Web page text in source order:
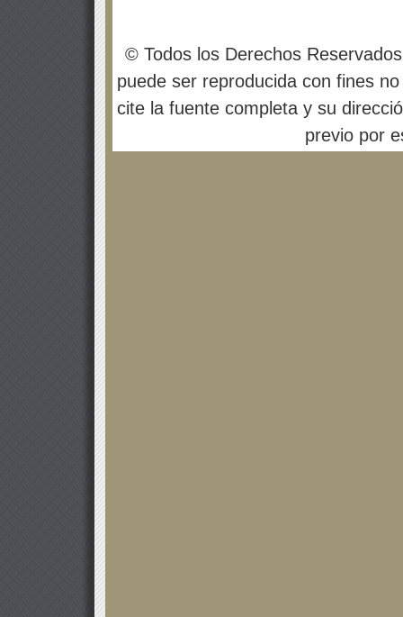
© Todos los Derechos
puede ser reproducida con fines
cite la fuente completa y su
previo por